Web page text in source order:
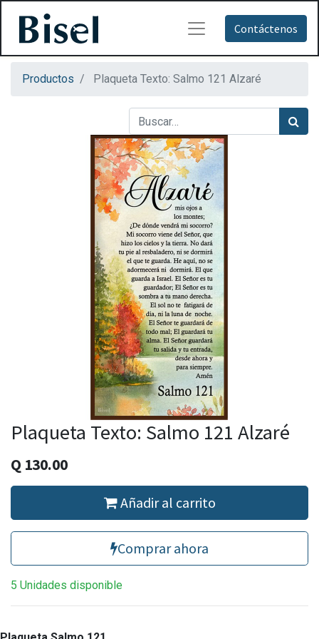
Contáctenos
Productos Plaqueta Texto: Salmo 121 Alzaré
Plaqueta Texto: Salmo 121 Alzaré
Q 130.00
Añadir al carrito
Comprar ahora
5 Unidades disponible